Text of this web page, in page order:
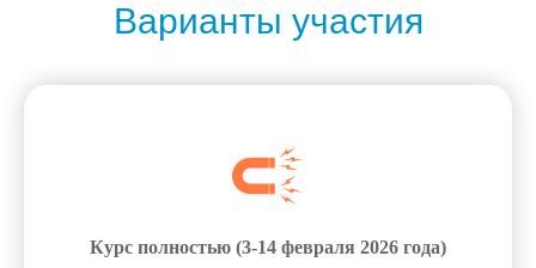
Варианты участия
Курс полностью (3-14 февраля 2026 года)
Задайте их куратору
НАПИСАТЬ В TELEGRAM